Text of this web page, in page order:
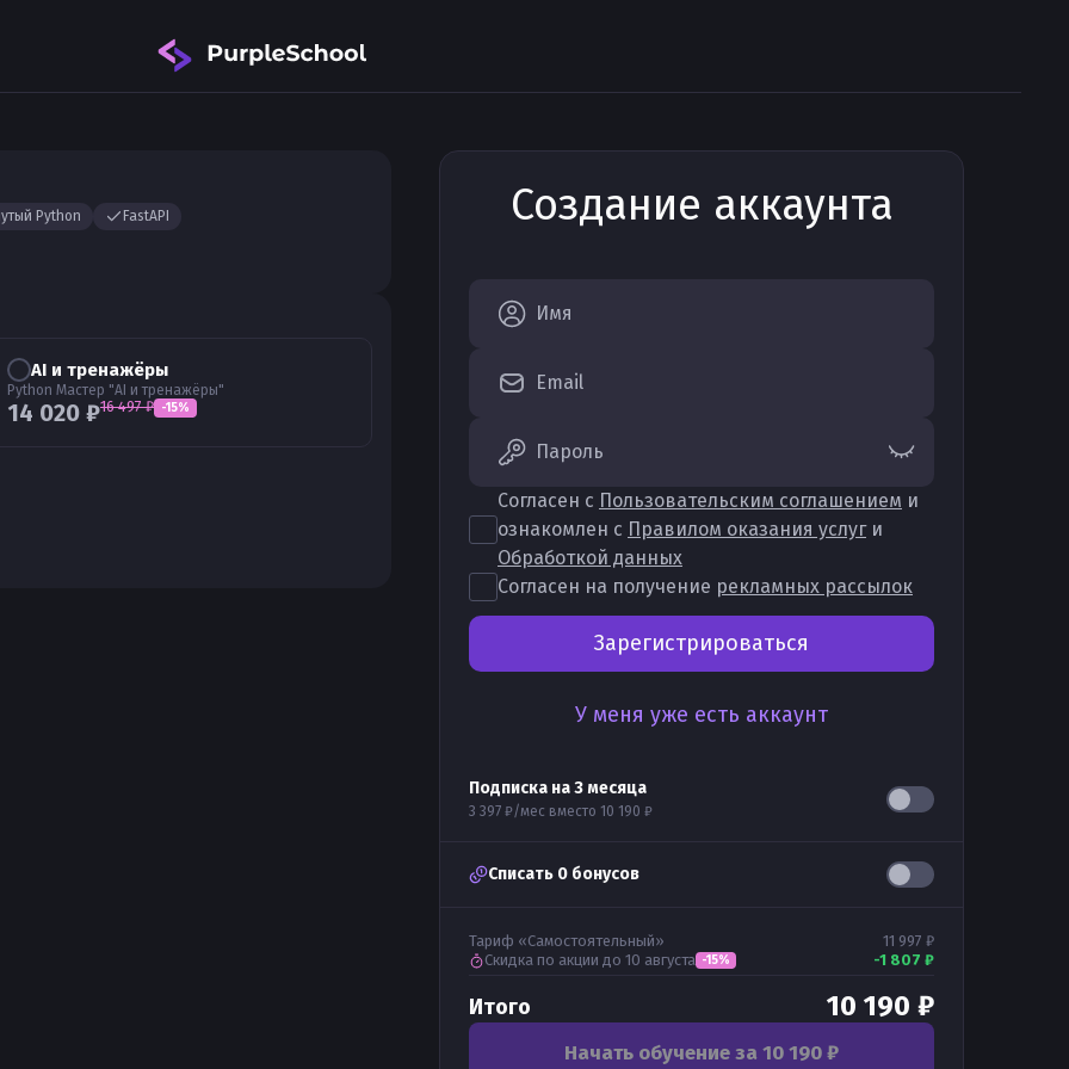
Python FastAPI
AI и тренажёры
Python Мастер "AI и тренажёры"
14 020 ₽16 497₽ -15%
Создание аккаунта
Имя
Email
Пароль
Согласен с Пользовательским соглашением и
ознакомлен с Правилом оказания услуг и
Обработкой данных
Согласен на получение рекламных рассылок
Зарегистрироваться
У меня уже есть аккаунт
Подписка на3месяца
3 397 ₽/мес вместо 10 190 ₽
Списать 0 бонусов
Тариф «Самостоятельный»
11 997 ₽
Скидка по акции до 10 августа -15% -1 807 ₽
Итого 10 190 ₽
Начать обучение за 10 190 ₽